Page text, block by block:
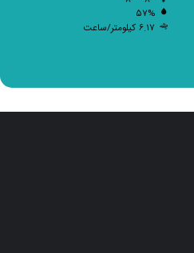
۵۷%
۶.۱۷ کیلومتر/ساعت